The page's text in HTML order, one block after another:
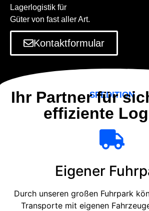
Lagerlogistik für
Güter von fast aller Art.
Kontaktformular
SPEDITION
Ihr Partner für
effiziente
Eigener
Durch unseren großen Fuhrpark
Transporte mit eigenen